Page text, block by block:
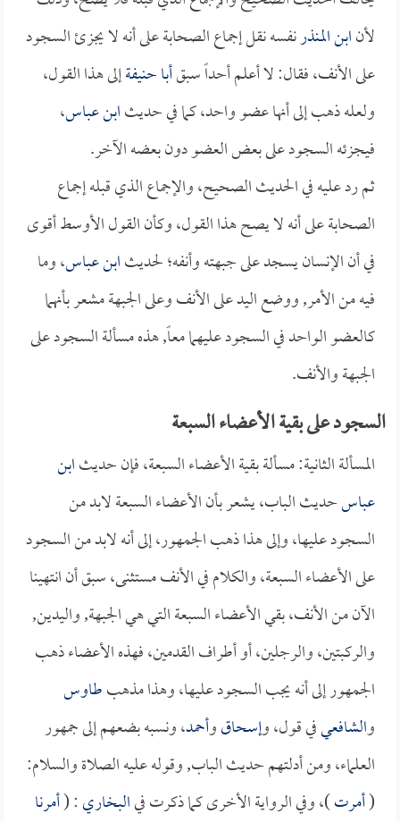
لأنابن المنذرنفسه نقل إجماع الصحابة على أنه لا يجزئ السجود
على الأنف، فقال: لا أعلم أحداً سبقأبا حنيفةإلى هذا القول،
ولعله ذهب إلى أنها عضو واحد، كما في حديثابن عباس،
فيجزئه السجود على بعض العضو دون بعضه الآخر.
ثم رد عليه في الحديث الصحيح، والإجماع الذي قبله إجماع
الصحابة على أنه لا يصح هذا القول، وكأن القول الأوسط أقوى
في أن الإنسان يسجد على جبهته وأنفه؛ لحديثابن عباس، وما
فيه من الأمر, ووضع اليد على الأنف وعلى الجبهة مشعر بأنهما
كالعضو الواحد في السجود عليهما معاً, هذه مسألة السجود على
الجبهة والأنف.
السجود على بقية الأعضاء السبعة
المسألة الثانية: مسألة بقية الأعضاء السبعة، فإن حديثابن
عباسحديث الباب، يشعر بأن الأعضاء السبعة لابد من
السجود عليها، وإلى هذا ذهب الجمهور، إلى أنه لابد من السجود
على الأعضاء السبعة، والكلام في الأنف مستثنى، سبق أن انتهينا
الآن من الأنف، بقي الأعضاء السبعة التي هي الجبهة, واليدين,
والركبتين، والرجلين، أو أطراف القدمين، فهذه الأعضاء ذهب
الجمهور إلى أنه يجب السجود عليها، وهذا مذهبطاوس
والشافعيفي قول، وإسحاقوأحمد، ونسبه بضعهم إلى جمهور
العلماء، ومن أدلتهم حديث الباب, وقوله عليه الصلاة والسلام:
(أمرت)، وفي الرواية الأخرى كما ذكرت فيالبخاري: (أمرنا